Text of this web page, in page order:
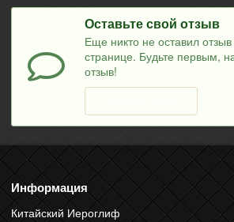
Оставьте свой отзыв
Еще никто не оставил отзыв
странице. Будьте первым,
отзыв!
Информация
Китайский Иероглиф